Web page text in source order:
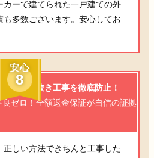
カーで建てられた一戸建ての外
多数ございます。安心してお
安心
8
して手抜き工事を徹底防止！
良ゼロ！全額返金保証が自信の証拠
しい方法できちんと工事した